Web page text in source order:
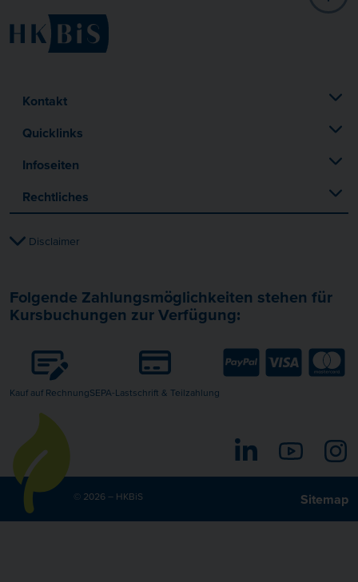
Kontakt
Quicklinks
Infoseiten
Rechtliches
Disclaimer
Folgende Zahlungsmöglichkeiten stehen für
Kursbuchungen zur Verfügung:
Kauf auf RechnungSEPA-Lastschrift & Teilzahlung
YouTube
LinkedIn
© 2026 – HKBiS Sitemap